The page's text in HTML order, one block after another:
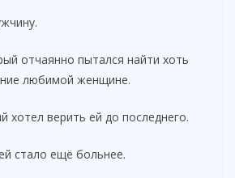
отчаянно пытался найти хоть
любимой женщине.
хотел верить ей до последнего.
стало ещё больнее.